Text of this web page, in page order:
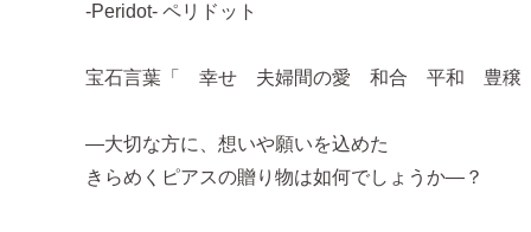
-Peridot- ペリドット
宝石言葉「 幸せ 夫婦間の愛 和合 平和 豊
―大切な方に、想いや願いを込めた
きらめくピアスの贈り物は如何でしょうか―？